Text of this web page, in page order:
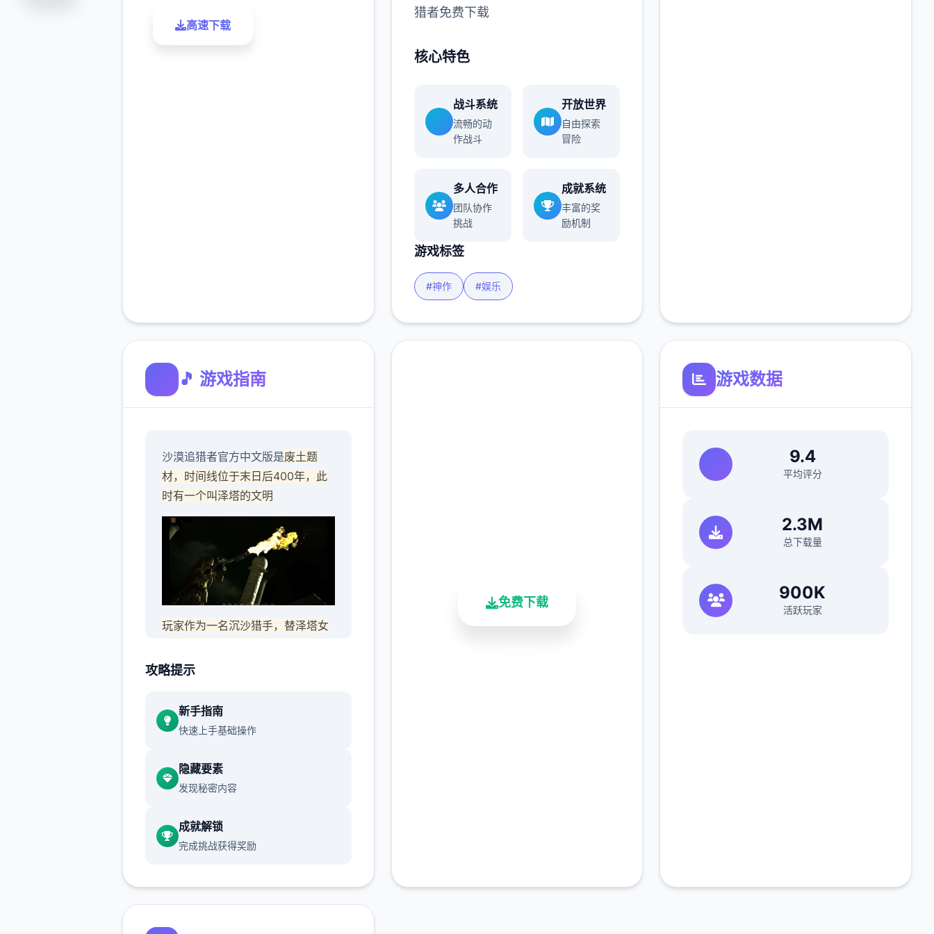
高速下载
猎者免费下载
核心特色
战斗系统
流畅的动
作战斗
开放世界
自由探索
冒险
多人合作
团队协作
挑战
成就系统
丰富的奖
励机制
游戏标签
#神作 #娱乐
🎵 游戏指南
沙漠追猎者官方中文版是废土题
材，时间线位于末日后400年，此
时有一个叫泽塔的文明
玩家作为一名沉沙猎手，替泽塔女
并把它们献给女王，同时也在进各
种墓穴探险时挖掘宝藏，以此充实
渲染艺术风格独特，甚至是图书馆
里的世界观之类的都非常优秀，
作者做了很多分支，比如某个角色
死了，就会有完全不同的剧情。
游戏设定借鉴了辐射、潜行者、疯
攻略提示
新手指南
快速上手基础操作
隐藏要素
发现秘密内容
成就解锁
完成挑战获得奖励
免费下载
游戏数据
9.4
平均评分
2.3M
总下载量
900K
活跃玩家